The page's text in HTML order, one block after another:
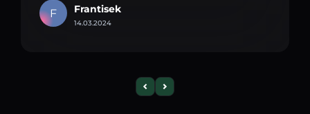
F Frantisek
14.03.2024